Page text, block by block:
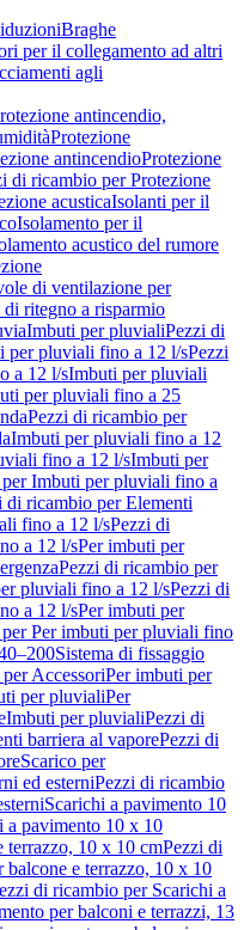
Braghe
per il collegamento ad altri
agli
antincendio,
Protezione
antincendioProtezione
di ricambio per Protezione
acusticaIsolanti per il
Isolamento per il
acustico del rumore
di ventilazione per
ritegno a risparmio
Imbuti per pluvialiPezzi di
per pluviali fino a 12 l/sPezzi
a 12 l/sImbuti per pluviali
per pluviali fino a 25
Pezzi di ricambio per
Imbuti per pluviali fino a 12
fino a 12 l/sImbuti per
Imbuti per pluviali fino a
di ricambio per Elementi
fino a 12 l/sPezzi di
a 12 l/sPer imbuti per
Pezzi di ricambio per
pluviali fino a 12 l/sPezzi di
a 12 l/sPer imbuti per
Per imbuti per pluviali fino
Sistema di fissaggio
AccessoriPer imbuti per
per pluvialiPer
Imbuti per pluvialiPezzi di
barriera al vaporePezzi di
Scarico per
ed esterniPezzi di ricambio
Scarichi a pavimento 10
a pavimento 10 x 10
terrazzo, 10 x 10 cmPezzi di
e terrazzo, 10 x 10
di ricambio per Scarichi a
per balconi e terrazzi, 13